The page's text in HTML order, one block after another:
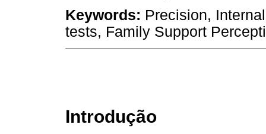
Keywords: Precision,
tests, Family Support
Introdução